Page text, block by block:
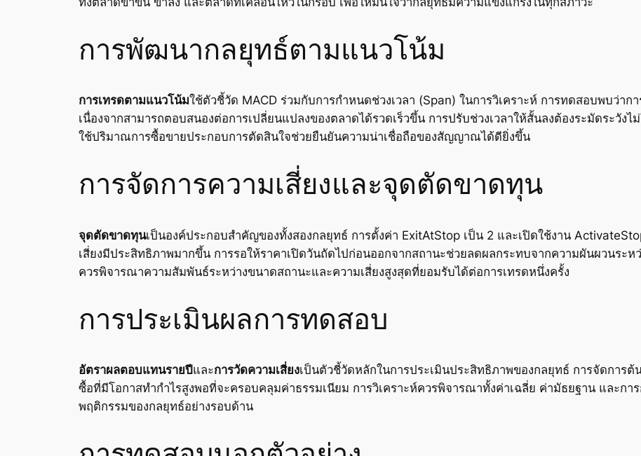
การพัฒนากลยุทธ์ตามแนวโน้ม
การเทรดตามแนวโน้มใช้ตัวชี้วัด MACD ร่วมกับการกำหนดช่วงเวลา (Span) ในการวิเคราะห์ การทดสอบพบว่าก
เนื่องจากสามารถตอบสนองต่อการเปลี่ยนแปลงของตลาดได้รวดเร็วขึ้น การปรับช่วงเวลาให้สั้นลงต้องระมัดระวั
ใช้ปริมาณการซื้อขายประกอบการตัดสินใจช่วยยืนยันความน่าเชื่อถือของสัญญาณได้ดียิ่งขึ้น
การจัดการความเสี่ยงและจุดตัดขาดทุน
จุดตัดขาดทุนเป็นองค์ประกอบสำคัญของทั้งสองกลยุทธ์ การตั้งค่า ExitAtStop เป็น 2 และเปิดใช้งาน
เสี่ยงมีประสิทธิภาพมากขึ้น การรอให้ราคาเปิดวันถัดไปก่อนออกจากสถานะช่วยลดผลกระทบจากความผันผวนระ
ควรพิจารณาความสัมพันธ์ระหว่างขนาดสถานะและความเสี่ยงสูงสุดที่ยอมรับได้ต่อการเทรดหนึ่งครั้ง
การประเมินผลการทดสอบ
อัตราผลตอบแทนรายปีและการวัดความเสี่ยงเป็นตัวชี้วัดหลักในการประเมินประสิทธิภาพของกลยุทธ์ การจัดการต้
ซื้อที่มีโอกาสทำกำไรสูงพอที่จะครอบคลุมค่าธรรมเนียม การวิเคราะห์ควรพิจารณาทั้งค่าเฉลี่ย ค่ามัธยฐาน และกา
พฤติกรรมของกลยุทธ์อย่างรอบด้าน